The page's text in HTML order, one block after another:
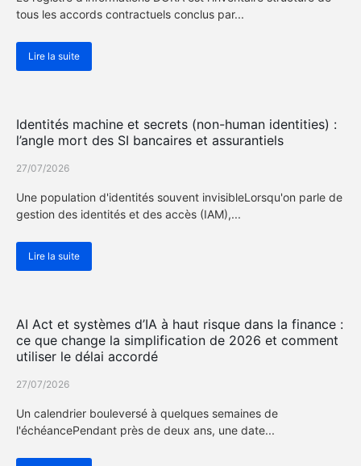
tous les accords contractuels conclus par...
Lire la suite
Identités machine et secrets (non-human identities) :
l’angle mort des SI bancaires et assurantiels
27/07/2026
Une population d'identités souvent invisibleLorsqu'on parle de
gestion des identités et des accès (IAM),...
Lire la suite
AI Act et systèmes d’IA à haut risque dans la finance :
ce que change la simplification de 2026 et comment
utiliser le délai accordé
27/07/2026
Un calendrier bouleversé à quelques semaines de
l'échéancePendant près de deux ans, une date...